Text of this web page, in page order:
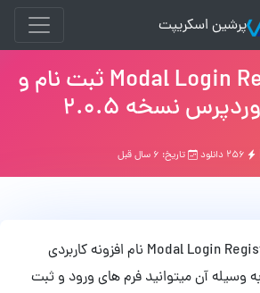
پرشین اسکریپت
افزونه Modal Login Register ثبت نام و
نسخه 2.0.5
تاریخ: ۶ سال قبل
افزونه Modal Login Register Forgotten نام افزونه کاربردی
وسیله آن میتوانید فرم های ورود و ثبت